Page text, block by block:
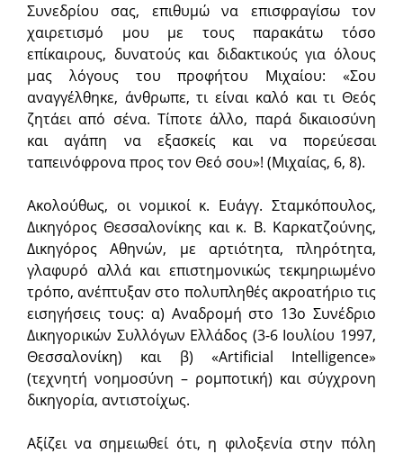
Συνεδρίου σας, επιθυμώ να επισφραγίσω τον
χαιρετισμό μου με τους παρακάτω τόσο
επίκαιρους, δυνατούς και διδακτικούς για όλους
μας λόγους του προφήτου Μιχαίου: «Σου
αναγγέλθηκε, άνθρωπε, τι είναι καλό και τι Θεός
ζητάει από σένα. Τίποτε άλλο, παρά δικαιοσύνη
και αγάπη να εξασκείς και να πορεύεσαι
ταπεινόφρονα προς τον Θεό σου»! (Μιχαίας, 6, 8).
Ακολούθως, οι νομικοί κ. Ευάγγ. Σταμκόπουλος,
Δικηγόρος Θεσσαλονίκης και κ. Β. Καρκατζούνης,
Δικηγόρος Αθηνών, με αρτιότητα, πληρότητα,
γλαφυρό αλλά και επιστημονικώς τεκμηριωμένο
τρόπο, ανέπτυξαν στο πολυπληθές ακροατήριο τις
εισηγήσεις τους: α) Αναδρομή στο 13ο Συνέδριο
Δικηγορικών Συλλόγων Ελλάδος (3-6 Ιουλίου 1997,
Θεσσαλονίκη) και β) «Artificial Intelligence»
(τεχνητή νοημοσύνη – ρομποτική) και σύγχρονη
δικηγορία, αντιστοίχως.
Αξίζει να σημειωθεί ότι, η φιλοξενία στην πόλη